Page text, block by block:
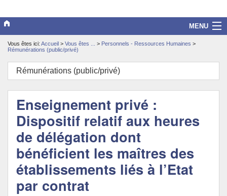
MENU
Vice-rectorat
Scolarité/études
Enseignements
Examens/Concours
Politique Éducative
Vous êtes ici: Accueil > Vous êtes ... > Personnels - Ressources Humaines >
Rémunérations (public/privé)
Rémunérations (public/privé)
Enseignement privé :
Dispositif relatif aux heures
de délégation dont
bénéficient les maîtres des
établissements liés à l’Etat
par contrat